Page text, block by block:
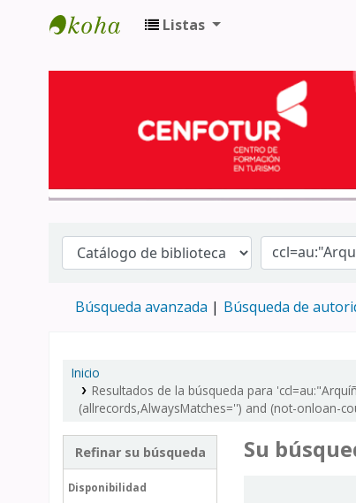
Listas
Búsqueda avanzada Búsqueda de
Inicio
Resultados de la búsqueda para
(allrecords,AlwaysMatches='') and (not-onloan-
Refinar su búsqueda
Disponibilidad
Su